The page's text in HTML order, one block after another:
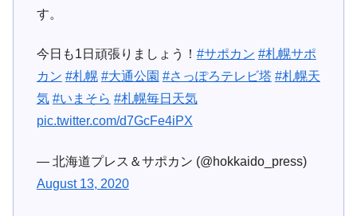
す。
今日も1日頑張りましょう！ #サポカン #札幌サポ
カン #札幌 #大通公園 #さっぽろテレビ塔 #札幌天
気 #いまそら #札幌毎日天気
pic.twitter.com/d7GcFe4iPX
— 北海道プレス＆サポカン (@hokkaido_press)
August 13, 2020